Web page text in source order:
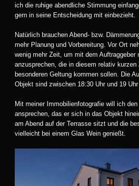
ich die ruhige abendliche Stimmung
gern in seine Entscheidung mit einbezieht.
Natürlich brauchen Abend- bzw.
mehr Planung und Vorbereitung. Vor Ort
wenig mehr Zeit, um mit dem Auftraggeber
anzusprechen, die in diesem relativ kurzen
besonderen Geltung kommen sollen. Die
Objekt sind zwischen 18:30 Uhr und 19
Mit meiner Immobilienfotografie will ich
ansprechen, das er sich in das Objekt
am Abend auf der Terrasse sitzt und die
vielleicht bei einem Glas Wein genießt.